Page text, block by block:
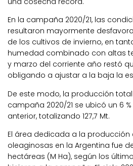
En la campaña 2020/21, las
resultaron mayormente
de los cultivos de invierno, en
humedad combinado con altas
y marzo del corriente año restó
obligando a ajustar a la baja la
De este modo, la producción
campaña 2020/21 se ubicó un 6
anterior, totalizando 127,7 Mt.
El área dedicada a la producción
oleaginosas en la Argentina fue
hectáreas (M Ha), según los